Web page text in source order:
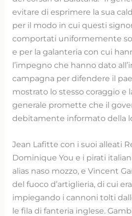
evitare di esprimere la sua
per il modo in cui questi
comportati uniformemente
e per la galanteria con cui
l’impegno che hanno dato
campagna per difendere il
mostrato lo stesso coraggio e
generale promette che il
debitamente informato della
Jean Lafitte con i suoi alleati
Dominique You e i pirati
alias naso mozzo, e Vincent
del fuoco d’artiglieria, di cui
impiegando i cannoni tolti
le fila di fanteria inglese.